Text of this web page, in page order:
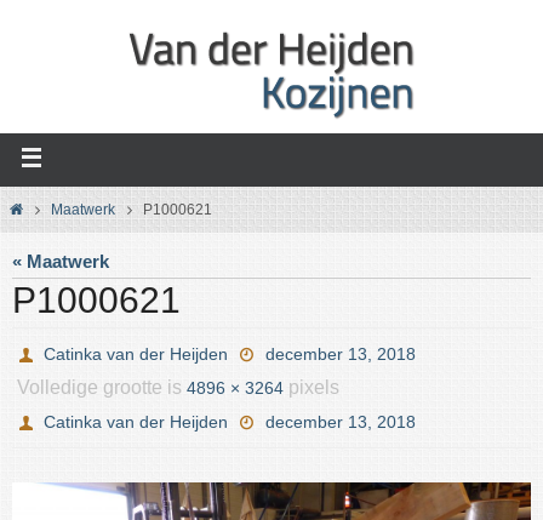
HomeMaatwerk P1000621
« Maatwerk
P1000621
Catinka van der Heijden december 13, 2018
Volledige grootte is 4896 × 3264 pixels
Catinka van der Heijden december 13, 2018